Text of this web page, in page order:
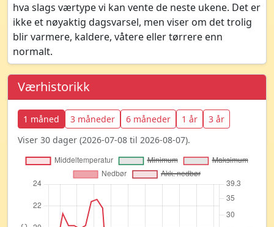
hva slags værtype vi kan vente de neste ukene. Det er
ikke et nøyaktig dagsvarsel, men viser om det trolig
blir varmere, kaldere, våtere eller tørrere enn
normalt.
Værhistorikk
1 måned 3 måneder 6 måneder 1 år
3 år
Viser 30 dager (2026-07-08 til 2026-08-07).